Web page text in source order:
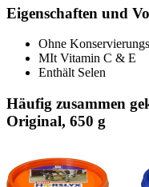
Eigenschaften und
Ohne
MIt Vitamin C & E
Enthält Selen
Häufig zusammen
Original, 650 g